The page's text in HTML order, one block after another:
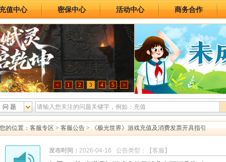
值中心 密保中心 活动中心 商务合作
< 1 2 3 4 5 >
问 题
您的位置： 客服专区 > 客服公告 > 《极光世界》游戏充值及消费发票开具指引
发布时间： 2026-04-16 公告类型：【客服】